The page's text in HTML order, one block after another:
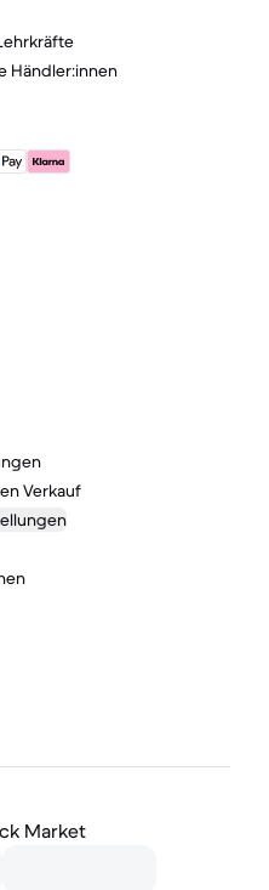
Händler:innen
Verkauf
Market